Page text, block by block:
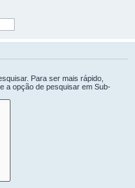
Para ser mais rápido,
a opção de pesquisar em Sub-